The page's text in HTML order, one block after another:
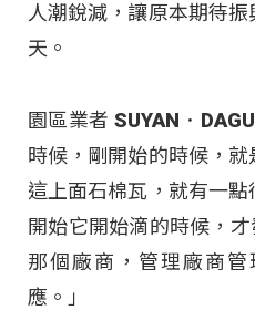
人潮銳減，讓原本期待
天。
園區業者 SUYAN．
時候，剛開始的時候，
這上面石棉瓦，就有一
開始它開始滴的時候，
那個廠商，管理廠商
應。」